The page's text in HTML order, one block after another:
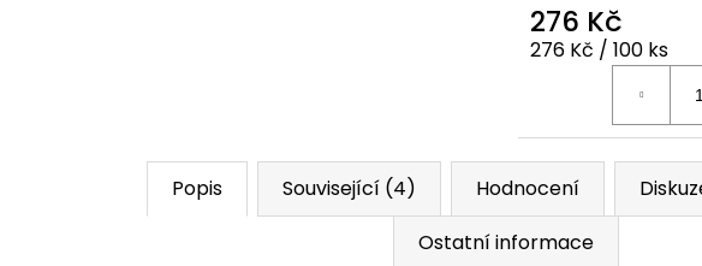
276 Kč
Měrná cena:
276 Kč / 100 ks
Popis Související (4) Hodnocení
Ostatní informace